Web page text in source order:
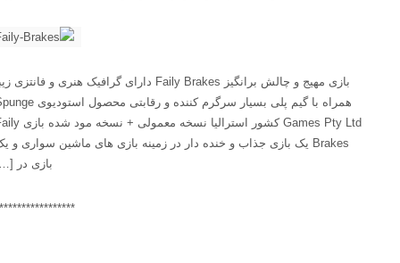
بازی مهیج و چالش برانگیز Faily Brakes دارای گرافیک هنری و فانتزی زیبا
همراه با گیم پلی بسیار سرگرم کننده و رقابتی محصول استودیوی Spunge
Games Pty Ltd کشور استرالیا نسخه معمولی + نسخه مود شده بازی Faily
Brakes یک بازی جذاب و خنده دار در زمینه بازی های ماشین سواری و یک
بازی در […]
******************